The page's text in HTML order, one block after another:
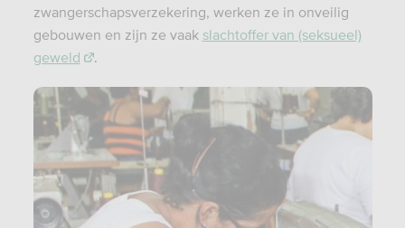
zwangerschapsverzekering, werken ze in onveilig
gebouwen en zijn ze vaak slachtoffer van (seksueel)
geweld
.